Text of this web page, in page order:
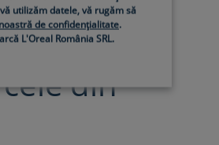
din
utilizăm datele, vă rugăm să
de confidențialitate.
L'Oreal România SRL.